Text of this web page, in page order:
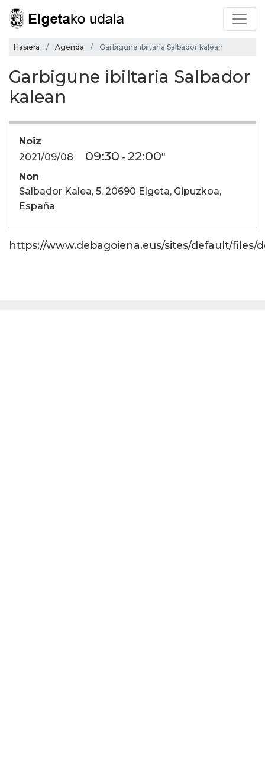
Hasiera Agenda Garbigune ibiltaria Salbador kalean
Garbigune ibiltaria Salbador
kalean
Noiz
2021/09/08
09:30 - 22:00"
Non
Salbador Kalea, 5, 20690 Elgeta, Gipuzkoa,
España
https://www.debagoiena.eus/sites/default/files/